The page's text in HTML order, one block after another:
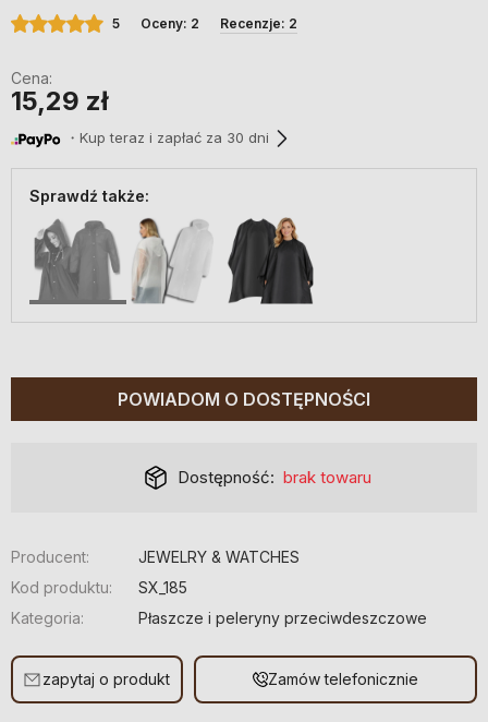
5 Oceny: 2 Recenzje: 2
Cena:
15,29 zł
・Kup teraz i zapłać za 30 dni
Sprawdź także:
POWIADOM O DOSTĘPNOŚCI
Dostępność: brak towaru
Producent:
JEWELRY & WATCHES
Kod produktu:
SX_185
Kategoria:
Płaszcze i peleryny przeciwdeszczowe
zapytaj o produkt Zamów telefonicznie